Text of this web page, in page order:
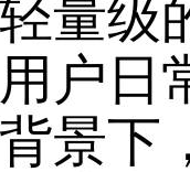
量级
户日
景下